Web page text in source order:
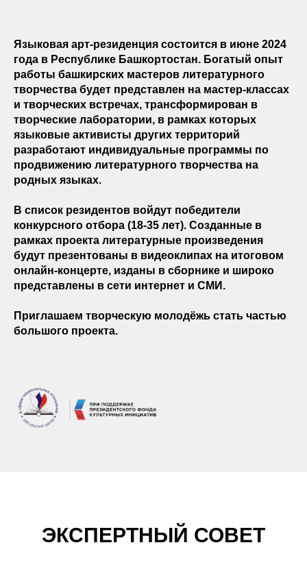
Языковая арт-резиденция состоится в июне 2024
года в Республике Башкортостан. Богатый опыт
работы башкирских мастеров литературного
творчества будет представлен на мастер-классах
и творческих встречах, трансформирован в
творческие лаборатории, в рамках которых
языковые активисты других территорий
разработают индивидуальные программы по
продвижению литературного творчества на
родных языках.
В список резидентов войдут победители
конкурсного отбора (18-35 лет). Созданные в
рамках проекта литературные произведения
будут презентованы в видеоклипах на итоговом
онлайн-концерте, изданы в сборнике и широко
представлены в сети интернет и СМИ.
Приглашаем творческую молодёжь стать частью
большого проекта.
ЭКСПЕРТНЫЙ СОВЕТ